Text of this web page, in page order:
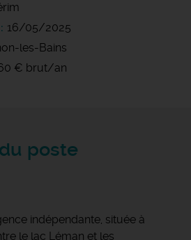
16/05/2025
les-Bains
€ brut/an
poste
indépendante, située à
le lac Léman et les